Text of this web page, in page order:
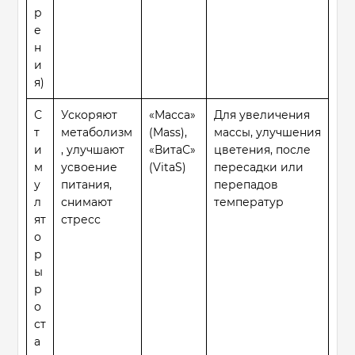
р
е
н
и
я)
С
т
и
м
у
л
ят
о
р
ы
р
о
ст
а
Ускоряют
метаболизм
, улучшают
усвоение
питания,
снимают
стресс
«Масса»
(Mass),
«ВитаС»
(VitaS)
Для увеличения
массы, улучшения
цветения, после
пересадки или
перепадов
температур